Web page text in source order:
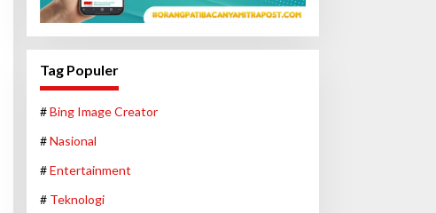
Tag Populer
#Bing Image Creator
#Nasional
#Entertainment
# Teknologi